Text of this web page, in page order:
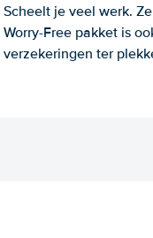
Scheelt je veel werk.
Worry-Free pakket is
verzekeringen ter